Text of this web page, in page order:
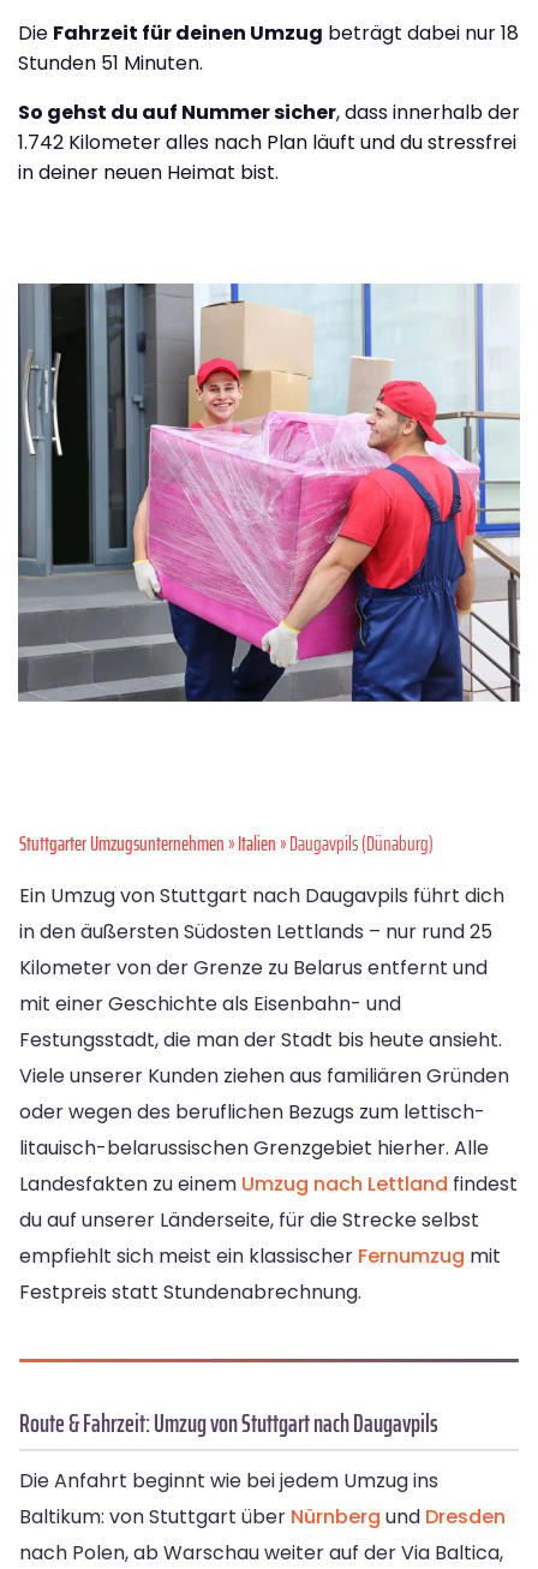
Die Fahrzeit für deinen Umzug beträgt dabei nur 18
Stunden 51 Minuten.
So gehst du auf Nummer sicher, dass innerhalb der
1.742 Kilometer alles nach Plan läuft und du stressfrei
in deiner neuen Heimat bist.
Stuttgarter Umzugsunternehmen»Italien» Daugavpils (Dünaburg)
Ein Umzug von Stuttgart nach Daugavpils führt dich
in den äußersten Südosten Lettlands – nur rund 25
Kilometer von der Grenze zu Belarus entfernt und
mit einer Geschichte als Eisenbahn- und
Festungsstadt, die man der Stadt bis heute ansieht.
Viele unserer Kunden ziehen aus familiären Gründen
oder wegen des beruflichen Bezugs zum lettisch-
litauisch-belarussischen Grenzgebiet hierher. Alle
Landesfakten zu einem Umzug nach Lettland findest
du auf unserer Länderseite, für die Strecke selbst
empfiehlt sich meist ein klassischer Fernumzug mit
Festpreis statt Stundenabrechnung.
Route & Fahrzeit: Umzug von Stuttgart nach Daugavpils
Die Anfahrt beginnt wie bei jedem Umzug ins
Baltikum: von Stuttgart über Nürnberg und Dresden
nach Polen, ab Warschau weiter auf der Via Baltica,